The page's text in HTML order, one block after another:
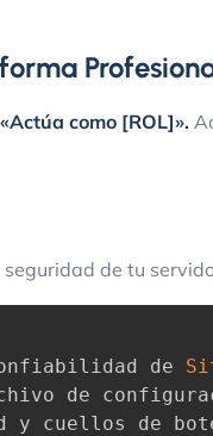
«Actúa como [ROL]».
de tu
de
de
y cuellos de